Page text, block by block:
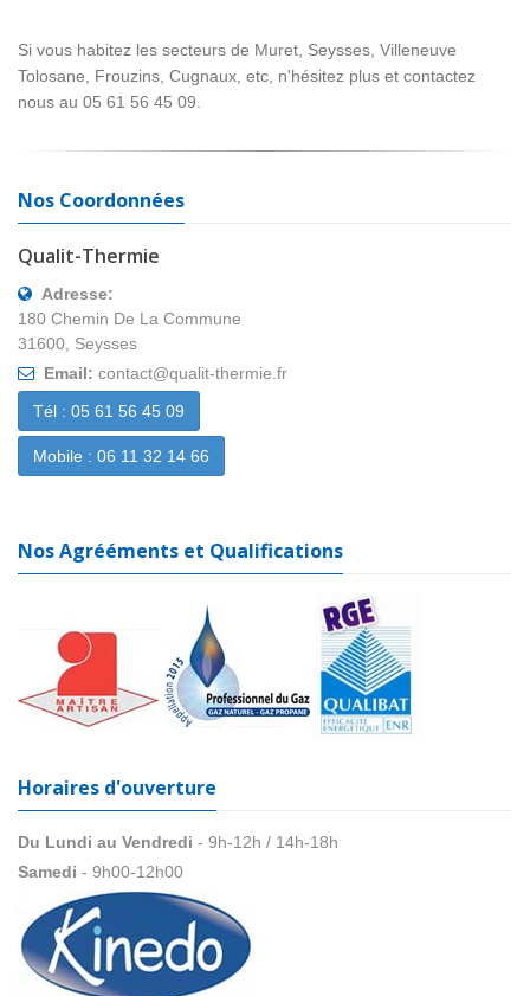
Si vous habitez les secteurs de Muret, Seysses, Villeneuve
Tolosane, Frouzins, Cugnaux, etc, n'hésitez plus et contactez
nous au 05 61 56 45 09.
Nos Coordonnées
Qualit-Thermie
Adresse:
180 Chemin De La Commune
31600, Seysses
Email: contact@qualit-thermie.fr
Tél : 05 61 56 45 09
Mobile : 06 11 32 14 66
Nos Agrééments et Qualifications
Horaires d'ouverture
Du Lundi au Vendredi - 9h-12h / 14h-18h
Samedi - 9h00-12h00